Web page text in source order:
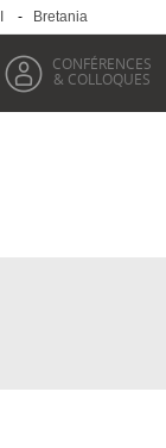
- Bretania
CONFÉRENCES
& COLLOQUES